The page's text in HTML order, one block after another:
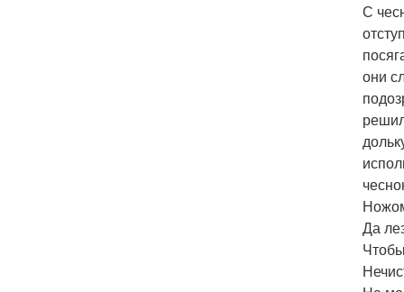
С
они
Да